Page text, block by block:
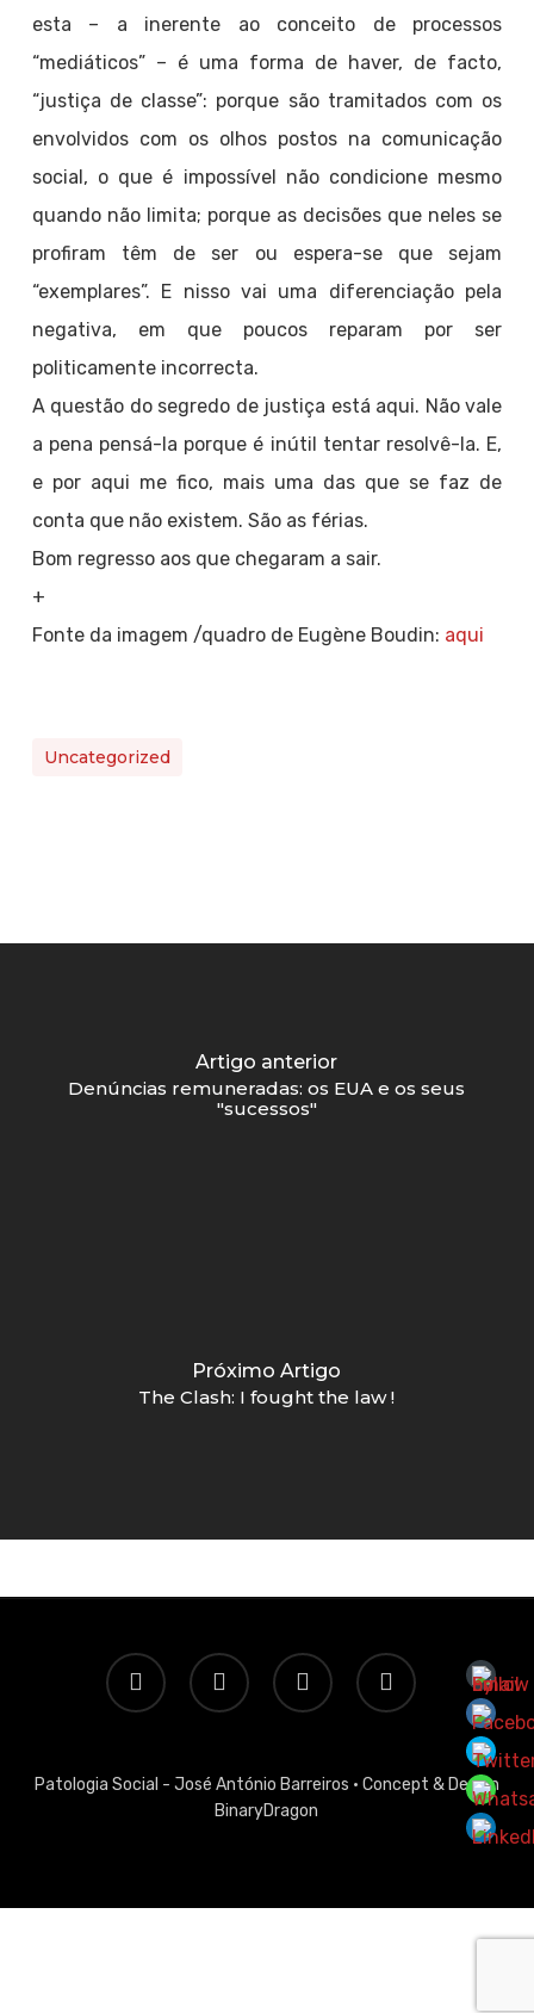
esta – a inerente ao conceito de processos
“mediáticos” – é uma forma de haver, de facto,
“justiça de classe”: porque são tramitados com os
envolvidos com os olhos postos na comunicação
social, o que é impossível não condicione mesmo
quando não limita; porque as decisões que neles se
profiram têm de ser ou espera-se que sejam
“exemplares”. E nisso vai uma diferenciação pela
negativa, em que poucos reparam por ser
politicamente incorrecta.
A questão do segredo de justiça está aqui. Não vale
a pena pensá-la porque é inútil tentar resolvê-la. E,
e por aqui me fico, mais uma das que se faz de
conta que não existem. São as férias.
Bom regresso aos que chegaram a sair.
+
Fonte da imagem /quadro de Eugène Boudin: aqui
Uncategorized
Artigo anterior
Denúncias remuneradas: os EUA e os seus
"sucessos"
Próximo Artigo
The Clash: I fought the law !
twitter facebook linkedin email
Patologia Social - José António Barreiros · Concept & Design
BinaryDragon